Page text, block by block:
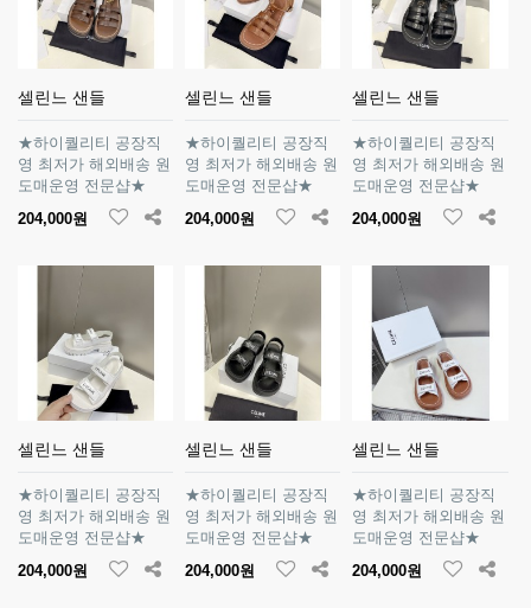
셀린느 샌들
★하이퀄리티 공장직
영 최저가 해외배송 원
도매운영 전문샵★
204,000원
셀린느 샌들
★하이퀄리티 공장직
영 최저가 해외배송 원
도매운영 전문샵★
204,000원
셀린느 샌들
★하이퀄리티 공장직
영 최저가 해외배송 원
도매운영 전문샵★
204,000원
셀린느 샌들
★하이퀄리티 공장직
영 최저가 해외배송 원
도매운영 전문샵★
204,000원
셀린느 샌들
★하이퀄리티 공장직
영 최저가 해외배송 원
도매운영 전문샵★
204,000원
셀린느 샌들
★하이퀄리티 공장직
영 최저가 해외배송 원
도매운영 전문샵★
204,000원